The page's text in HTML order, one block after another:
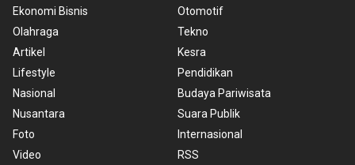
Ekonomi Bisnis
Olahraga
Artikel
Lifestyle
Nasional
Nusantara
Foto
Video
Otomotif
Tekno
Kesra
Pendidikan
Budaya Pariwisata
Suara Publik
Internasional
RSS